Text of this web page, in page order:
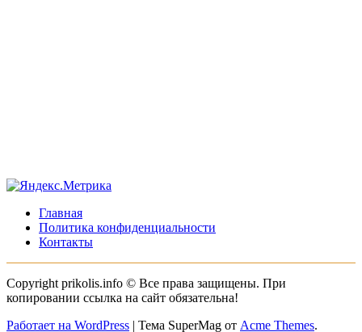
Главная
Политика конфиденциальности
Контакты
Copyright prikolis.info © Все права защищены. При
копировании ссылка на сайт обязательна!
Работает на WordPress | Тема SuperMag от Acme Themes.